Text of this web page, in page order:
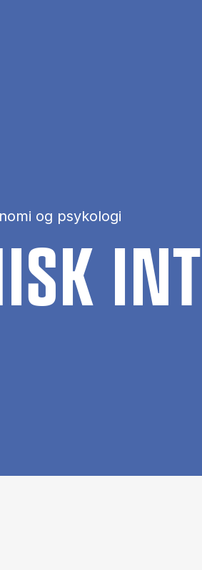
og psykologi